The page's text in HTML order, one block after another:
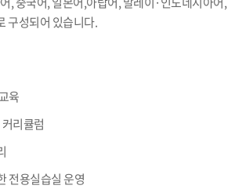
구성되어 있습니다.
육
리큘럼
전용실습실 운영